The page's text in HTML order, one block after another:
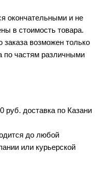
окончательными и не
в стоимость товара.
заказа возможен только
по частям различными
руб. доставка по Казани
до любой
или курьерской